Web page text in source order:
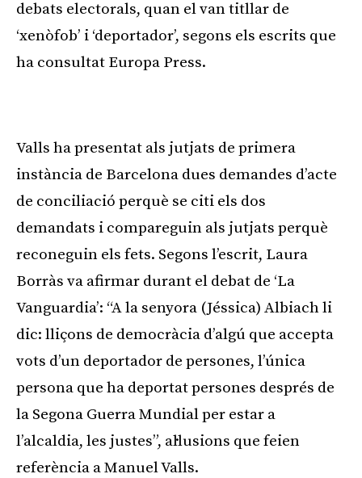
debats electorals, quan el van titllar de
‘xenòfob’ i ‘deportador’, segons els escrits que
ha consultat Europa Press.
Valls ha presentat als jutjats de primera
instància de Barcelona dues demandes d’acte
de conciliació perquè se citi els dos
demandats i compareguin als jutjats perquè
reconeguin els fets. Segons l’escrit, Laura
Borràs va afirmar durant el debat de ‘La
Vanguardia’: “A la senyora (Jéssica) Albiach li
dic: lliçons de democràcia d’algú que accepta
vots d’un deportador de persones, l’única
persona que ha deportat persones després de
la Segona Guerra Mundial per estar a
l’alcaldia, les justes”, al·lusions que feien
referència a Manuel Valls.